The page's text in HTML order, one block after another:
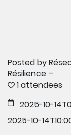
Posted by
Résilience –
1 attendees
2025-10-
2025-10-